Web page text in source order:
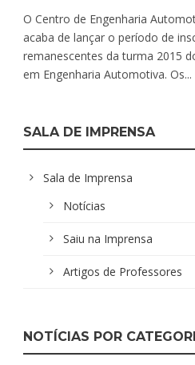
O Centro de Engenharia
acaba de lançar o período de
remanescentes da turma 2015
em Engenharia Automotiva. Os...
SALA DE IMPRENSA
Sala de Imprensa
Notícias
Saiu na Imprensa
Artigos de Professores
NOTÍCIAS POR